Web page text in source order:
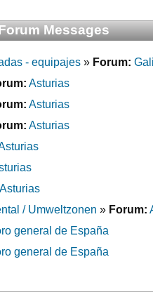
Messages
- equipajes » Forum:
Asturias
Asturias
Asturias
Asturias
/ Umweltzonen » Forum:
general de España
general de España